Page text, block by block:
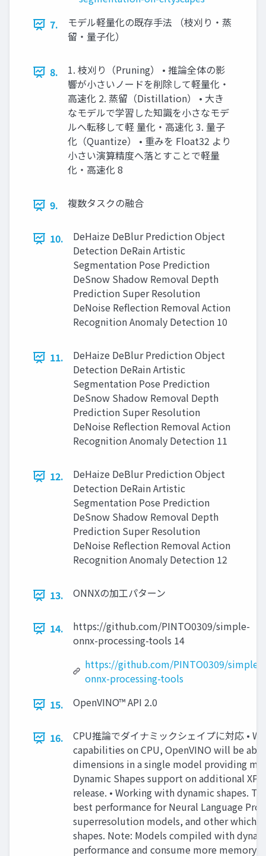
7.
モデル軽量化の既存手法 （枝刈り・蒸
留・量子化）
8.
1. 枝刈り（Pruning） • 推論全体の影
響が小さいノードを削除して軽量化・
高速化 2. 蒸留（Distillation） • 大き
なモデルで学習した知識を小さなモデ
ルへ転移して軽 量化・高速化 3. 量子
化（Quantize） • 重みを Float32 より
小さい演算精度へ落とすことで軽量
化・高速化 8
9. 複数タスクの融合
10.
DeHaize DeBlur Prediction Object
Detection DeRain Artistic
Segmentation Pose Prediction
DeSnow Shadow Removal Depth
Prediction Super Resolution
DeNoise Reflection Removal Action
Recognition Anomaly Detection 10
11.
DeHaize DeBlur Prediction Object
Detection DeRain Artistic
Segmentation Pose Prediction
DeSnow Shadow Removal Depth
Prediction Super Resolution
DeNoise Reflection Removal Action
Recognition Anomaly Detection 11
12.
DeHaize DeBlur Prediction Object
Detection DeRain Artistic
Segmentation Pose Prediction
DeSnow Shadow Removal Depth
Prediction Super Resolution
DeNoise Reflection Removal Action
Recognition Anomaly Detection 12
13. ONNXの加工パターン
14.
https://github.com/PINTO0309/simple-
onnx-processing-tools 14
https://github.com/PINTO0309/simple-
onnx-processing-tools
15.
OpenVINO™ API 2.0
16.
CPU推論でダイナミックシェイプに対応 •
capabilities on CPU, OpenVINO will be
dimensions in a single model providing
Dynamic Shapes support on additional
release. • Working with dynamic shapes.
best performance for Neural Language
superresolution models, and other which
shapes. Note: Models compiled with
performance and consume more memory